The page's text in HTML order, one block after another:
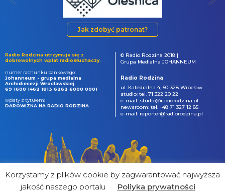
Jak zdobyć patronat?
Radio Rodzina utrzymuje się z
dobrowolnych wpłat radiosłuchaczy.
numer rachunku bankowego:
Johanneum - grupa medialna
Archidiecezji Wrocławskiej
69 1600 1462 1813 6262 6000 0001
wpłaty z tytułem:
DAROWIZNA NA RADIO RODZINA
© Radio Rodzina 2018 |
Grupa Medialna JOHANNEUM
Radio Rodzina
ul. Katedralna 4, 50-328 Wrocław
studio: tel. 71 322 20 22
e-mail: studio@radiorodzina.pl
newsroom: tel. +48 71 327 12 85
e-mail: reporter@radiorodzina.pl
Korzystamy z plików cookie by zagwarantować najwyższa
jakość naszego portalu
Poliyka prywatności